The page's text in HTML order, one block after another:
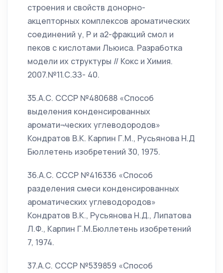
строения и свойств донорно-
акцепторных комплексов ароматических
соединений у, Р и а2-фракций смол и
пеков с кислотами Льюиса. Разработка
модели их структуры // Кокс и Химия.
2007.№11.С.ЗЗ- 40.
35.А.С. СССР №480688 «Способ
выделения конденсированных
аромати¬ческих углеводородов»
Кондратов В.К. Карпин Г.М., Русьянова Н.Д
Бюллетень изобретений 30, 1975.
36.А.С. СССР №416336 «Способ
разделения смеси конденсированных
ароматических углеводородов»
Кондратов В.К., Русьянова Н.Д., Липатова
Л.Ф., Карпин Г.М.Бюллетень изобретений
7, 1974.
37.А.С. СССР №539859 «Способ